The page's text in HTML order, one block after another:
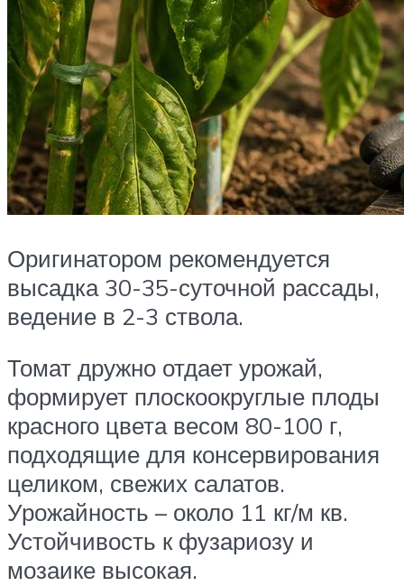
Оригинатором рекомендуется
высадка 30-35-суточной рассады,
ведение в 2-3 ствола.
Томат дружно отдает урожай,
формирует плоскоокруглые плоды
красного цвета весом 80-100 г,
подходящие для консервирования
целиком, свежих салатов.
Урожайность – около 11 кг/м кв.
Устойчивость к фузариозу и
мозаике высокая.